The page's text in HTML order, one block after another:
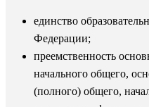
единство
Федерации;
преемственность
начального общего,
(полного) общего,